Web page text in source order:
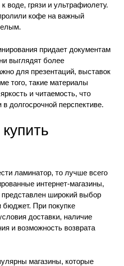
воде, грязи и ультрафиолету.
кофе на важный
придает документам
выглядят более
для презентаций, выставок
того, такие материалы
и читаемость, что
долгосрочной перспективе.
ламинатор, то лучше всего
интернет-магазины,
представлен широкий выбор
При покупке
доставки, наличие
и возможность возврата
магазины, которые